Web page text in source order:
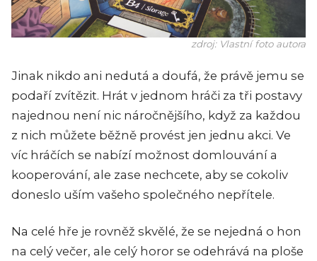
zdroj: Vlastní foto autora
Jinak nikdo ani nedutá a doufá, že právě jemu se
podaří zvítězit. Hrát v jednom hráči za tři postavy
najednou není nic náročnějšího, když za každou
z nich můžete běžně provést jen jednu akci. Ve
víc hráčích se nabízí možnost domlouvání a
kooperování, ale zase nechcete, aby se cokoliv
doneslo uším vašeho společného nepřítele.
Na celé hře je rovněž skvělé, že se nejedná o hon
na celý večer, ale celý horor se odehrává na ploše